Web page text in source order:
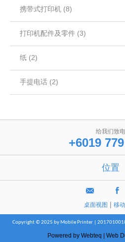
携带式打印机 (8)
打印机配件及零件 (3)
纸 (2)
手提电话 (2)
给我们致电
+6019
位置
桌面视图 | 移
Copyright © 2025 by Mobile Printer |
Powered by Webteq | Web